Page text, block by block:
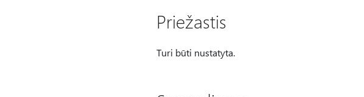
Priežastis
Turi būti nustatyta.